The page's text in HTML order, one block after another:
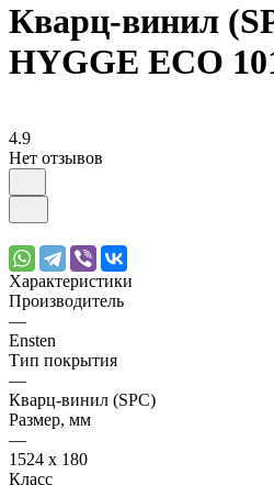
Кварц-винил
HYGGE ECO
4.9
Нет отзывов
Характеристики
Производитель
—
Ensten
Тип покрытия
—
Кварц-винил (SPC)
Размер, мм
—
1524 х 180
Класс